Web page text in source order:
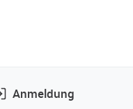
Anmeldung